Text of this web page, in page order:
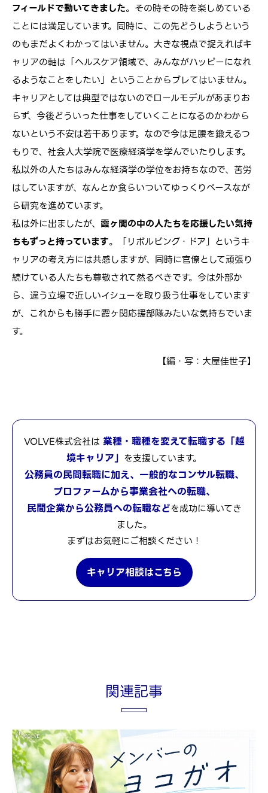
フィールドで動いてきました。その時その時を楽しめている
ことには満足しています。同時に、この先どうしようという
のもまだよくわかってはいません。大きな視点で捉えればキ
ャリアの軸は「ヘルスケア領域で、みんながハッピーになれ
るようなことをしたい」ということからブレてはいません。
キャリアとしては典型ではないのでロールモデルがあまりお
らず、今後どういった仕事をしていくことになるのかわから
ないという不安は若干あります。なので今は足腰を鍛えるつ
もりで、社会人大学院で医療経済学を学んでいたりします。
私以外の人たちはみんな経済学の学位をお持ちなので、苦労
はしていますが、なんとか食らいついてゆっくりペースなが
ら研究を進めています。
私は外に出ましたが、 霞ヶ関の中の人たちを応援したい気持
ちもずっと持っています。「リボルビング・ドア」というキ
ャリアの考え方には共感しますが、同時に官僚として頑張り
続けている人たちも尊敬されて然るべきです。今は外部か
ら、違う立場で近しいイシューを取り扱う仕事をしています
が、これからも勝手に霞ヶ関応援部隊みたいな気持ちでいま
す。
【編・写：大屋佳世子】
VOLVE株式会社は 業種・職種を変えて転職する「越
境キャリア」 を支援しています。
公務員の民間転職に加え、一般的なコンサル転職、
プロファームから事業会社への転職、
民間企業から公務員への転職などを成功に導いてき
ました。
まずはお気軽にご相談ください！
キャリア相談はこちら
関連記事